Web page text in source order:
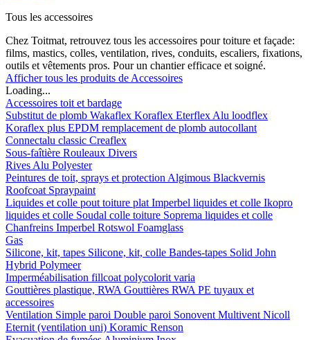
Tous les accessoires
Chez Toitmat, retrouvez tous les accessoires pour toiture et façade:
films, mastics, colles, ventilation, rives, conduits, escaliers, fixations,
outils et vêtements pros. Pour un chantier efficace et soigné.
Afficher tous les produits de Accessoires
Loading...
Accessoires toit et bardage
Substitut de plomb Wakaflex Koraflex Eterflex Alu loodflex
Koraflex plus EPDM remplacement de plomb autocollant
Connectalu classic Creaflex
Sous-faîtière Rouleaux Divers
Rives Alu Polyester
Peintures de toit, sprays et protection Algimous Blackvernis
Roofcoat Spraypaint
Liquides et colle pout toiture plat Imperbel liquides et colle Ikopro
liquides et colle Soudal colle toiture Soprema liquides et colle
Chanfreins Imperbel Rotswol Foamglass
Gas
Silicone, kit, tapes Silicone, kit, colle Bandes-tapes Solid John
Hybrid Polymeer
Imperméabilisation fillcoat polycolorit varia
Gouttières plastique, RWA Gouttières RWA PE tuyaux et
accessoires
Ventilation Simple paroi Double paroi Sonovent Multivent Nicoll
Eternit (ventilation uni) Koramic Renson